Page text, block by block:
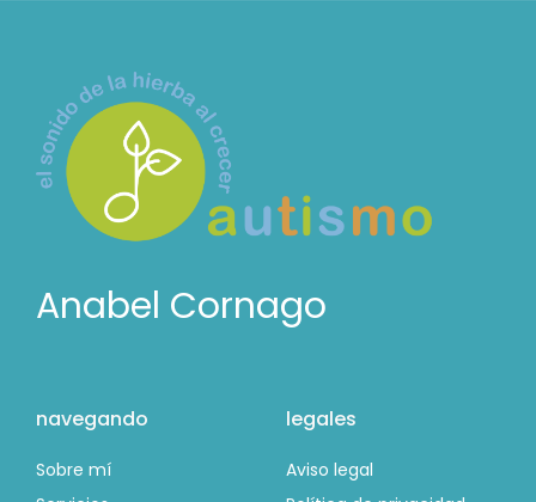
Anabel Cornago
navegando
Sobre mí
legales
Aviso legal